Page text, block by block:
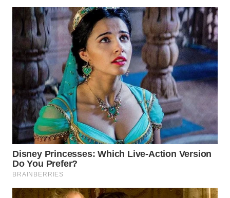
WN
SUKABUMI
WN
PURWAKARTA
WN
PRIANGAN
TIMUR
WN
SEMARANG
WN
SOLO